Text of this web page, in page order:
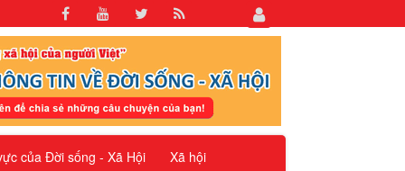
của Đời sống - Xã Hội Xã hội